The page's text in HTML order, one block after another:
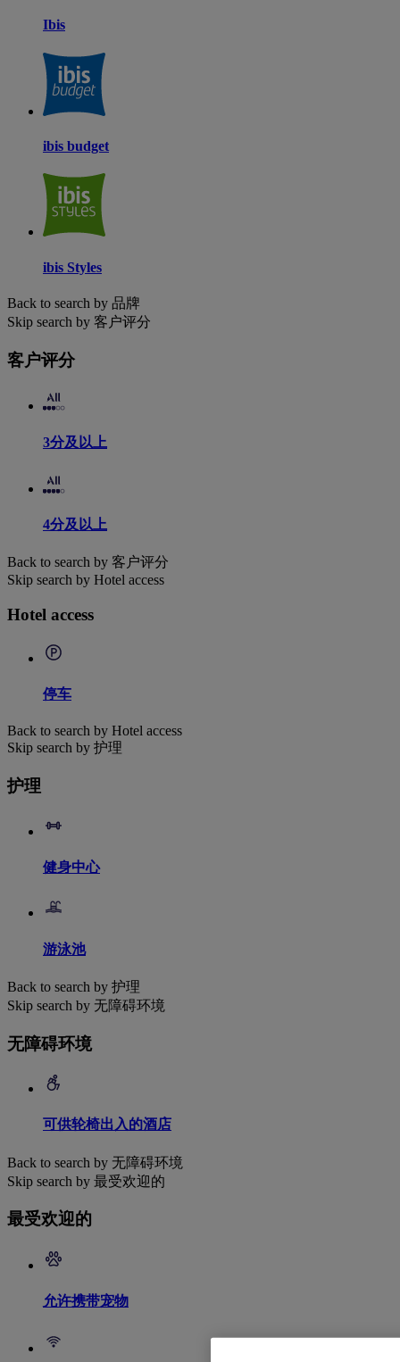
Ibis
ibis budget
ibis Styles
Back to search by 品牌
Skip search by 客户评分
客户评分
3分及以上
4分及以上
Back to search by 客户评分
Skip search by Hotel access
Hotel access
停车
Back to search by Hotel access
Skip search by 护理
护理
健身中心
游泳池
Back to search by 护理
Skip search by 无障碍环境
无障碍环境
可供轮椅出入的酒店
Back to search by 无障碍环境
Skip search by 最受欢迎的
最受欢迎的
允许携带宠物